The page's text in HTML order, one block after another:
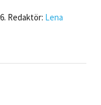
Redaktör: Lena